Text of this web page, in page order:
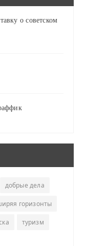
о советском
добрые дела
горизонты
туризм